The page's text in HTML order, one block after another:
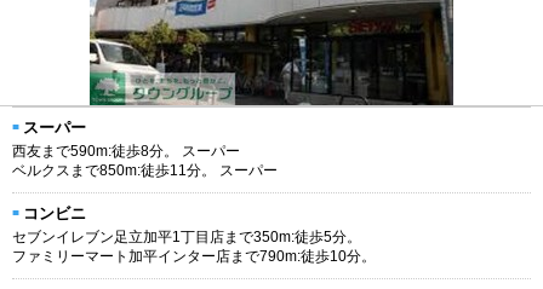
スーパー
西友まで590m:徒歩8分。 スーパー
ベルクスまで850m:徒歩11分。 スーパー
コンビニ
セブンイレブン足立加平1丁目店まで350m:徒歩5分。
ファミリーマート加平インター店まで790m:徒歩10分。